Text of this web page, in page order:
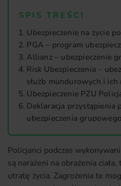
SPIS TREŚCI
Ubezpieczenie na życie
PGA – program
Allianz – ubezpieczenie
Risk Ubezpieczenia –
służb mundurowych i ich
Ubezpieczenie PZU
Deklaracja przystąpienia
ubezpieczenia grupowego
Policjanci podczas
są narażeni na obrażenia
utratę życia. Zagrożenia te